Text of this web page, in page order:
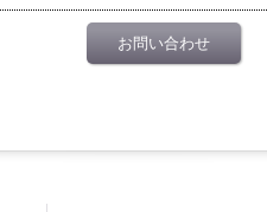
お問い合わせ